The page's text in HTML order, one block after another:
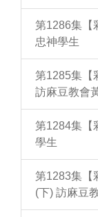
第1286集【
忠神學生
第1285集【
訪麻豆教會
第1284集【
學生
第1283集【
(下) 訪麻豆